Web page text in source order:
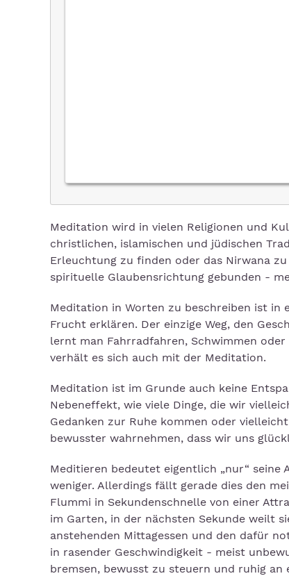
Meditation wird in vielen Religionen und
christlichen, islamischen und jüdischen
Erleuchtung zu finden oder das Nirwana
spirituelle Glaubensrichtung gebunden -
Meditation in Worten zu beschreiben ist in
Frucht erklären. Der einzige Weg, den
lernt man Fahrradfahren, Schwimmen
verhält es sich auch mit der Meditation.
Meditation ist im Grunde auch keine
Nebeneffekt, wie viele Dinge, die wir
Gedanken zur Ruhe kommen oder
bewusster wahrnehmen, dass wir uns
Meditieren bedeutet eigentlich „nur“
weniger. Allerdings fällt gerade dies den
Flummi in Sekundenschnelle von einer
im Garten, in der nächsten Sekunde weilt
anstehenden Mittagessen und den dafür
in rasender Geschwindigkeit - meist
bremsen, bewusst zu steuern und ruhig an